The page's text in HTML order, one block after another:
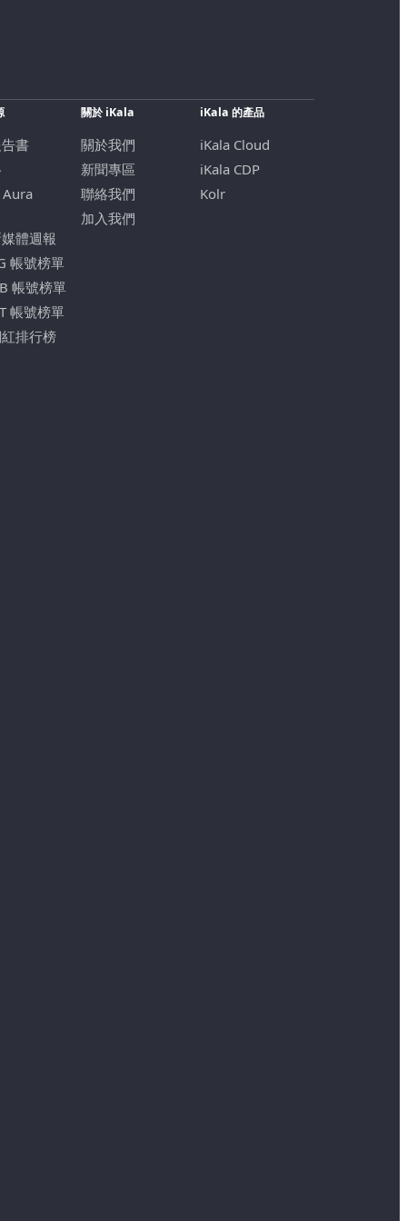
書
體週報
帳號榜單
帳號榜單
帳號榜單
排行榜
關於 iKala
關於我們
新聞專區
聯絡我們
加入我們
iKala 的產品
iKala Cloud
iKala CDP
Kolr